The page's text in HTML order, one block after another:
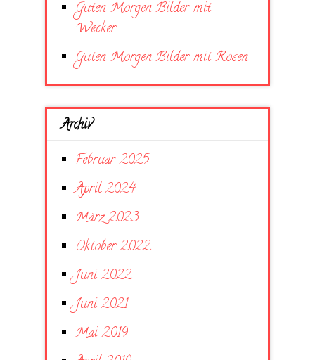
Guten Morgen Bilder mit
Wecker
Guten Morgen Bilder mit Rosen
Archiv
Februar 2025
April 2024
März 2023
Oktober 2022
Juni 2022
Juni 2021
Mai 2019